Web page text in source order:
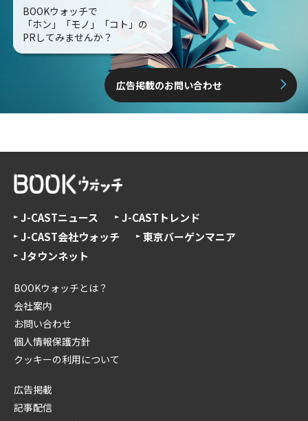
BOOKウォッチで
「ホン」「モノ」「コト」の
PRしてみませんか？
広告掲載のお問い合わせ
J-CASTニュース
J-CASTトレンド
J-CAST会社ウォッチ
東京バーゲンマニア
Jタウンネット
BOOKウォッチとは？
会社案内
お問い合わせ
個人情報保護方針
クッキーの利用について
広告掲載
記事配信